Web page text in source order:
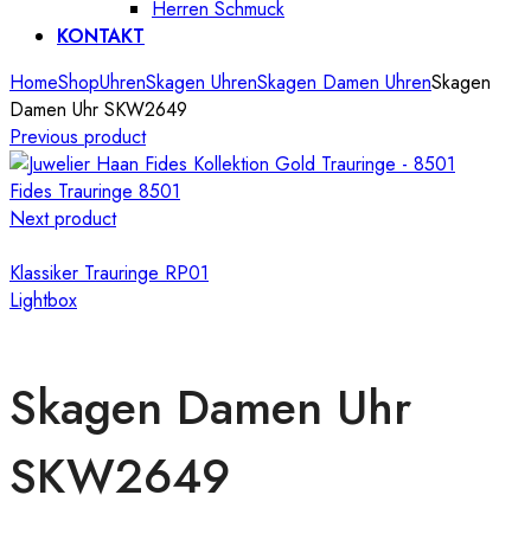
Herren Schmuck
KONTAKT
HomeShopUhrenSkagen UhrenSkagen Damen UhrenSkagen
Damen Uhr SKW2649
Previous product
Fides Trauringe 8501
Next product
Klassiker Trauringe RP01
Lightbox
Skagen Damen Uhr
SKW2649